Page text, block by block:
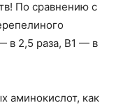
По сравнению с
в 2,5 раза, В1 — в
аминокислот, как